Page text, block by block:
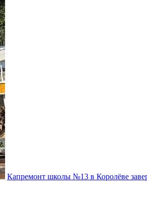
Капремонт школы №13 в Королёве